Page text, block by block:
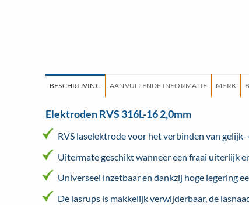
BESCHRIJVING AANVULLENDE INFORMATIE MERK
Elektroden RVS 316L-16 2,0mm
RVS laselektrode voor het verbinden van
Uitermate geschikt wanneer een fraai uiterlijk
Universeel inzetbaar en dankzij hoge legering
De lasrups is makkelijk verwijderbaar, de